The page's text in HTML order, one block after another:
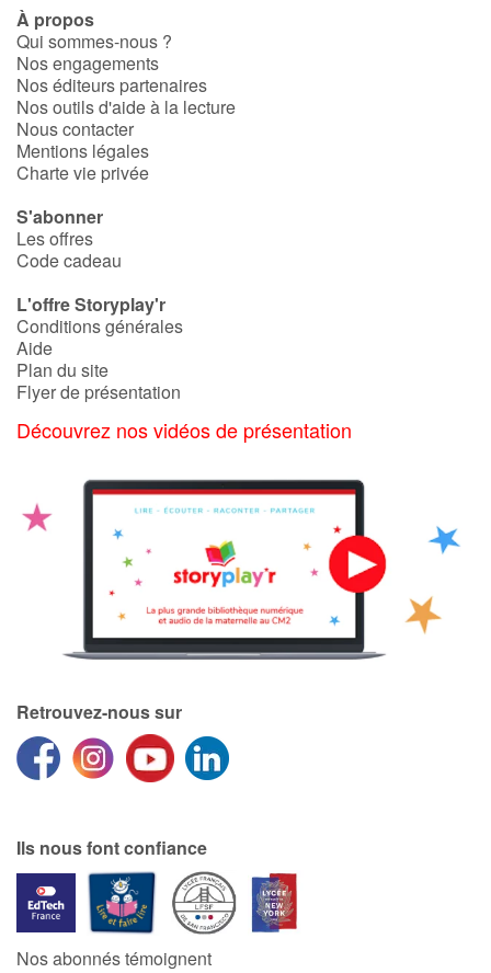
À propos
Qui sommes-nous ?
Nos engagements
Nos éditeurs partenaires
Nos outils d'aide à la lecture
Nous contacter
Mentions légales
Charte vie privée
S'abonner
Les offres
Code cadeau
L'offre Storyplay'r
Conditions générales
Aide
Plan du site
Flyer de présentation
Découvrez nos vidéos de présentation
Retrouvez-nous sur
Ils nous font confiance
Nos abonnés témoignent